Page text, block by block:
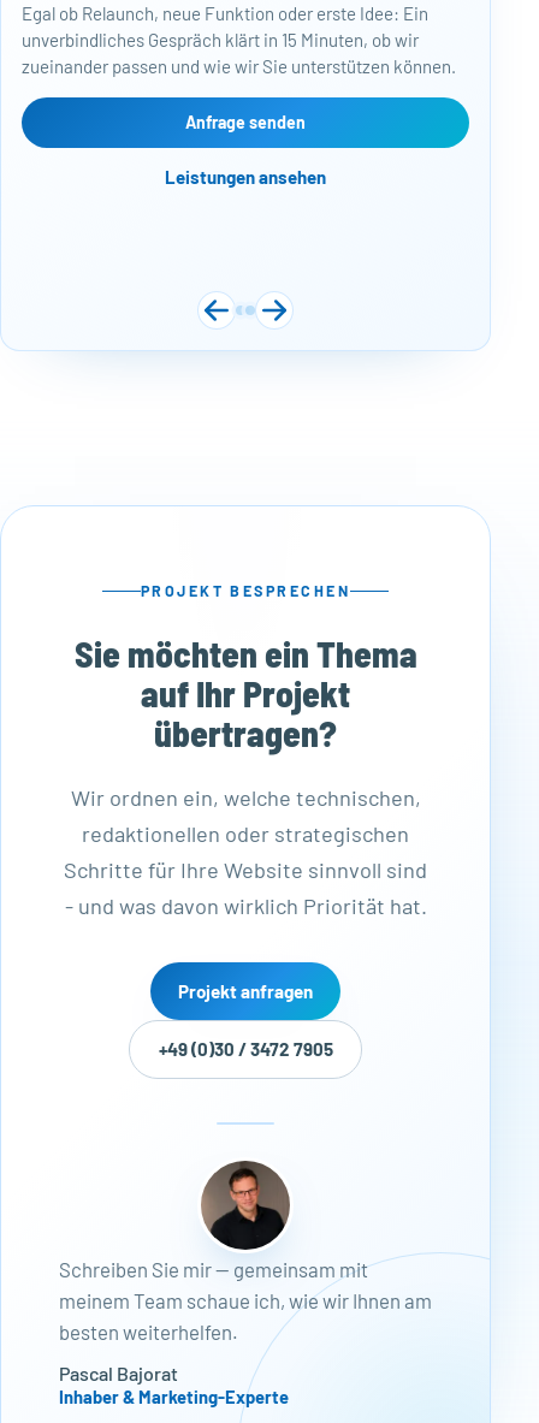
Egal ob Relaunch, neue Funktion oder erste Idee: Ein
unverbindliches Gespräch klärt in 15 Minuten, ob wir
zueinander passen und wie wir Sie unterstützen können.
Anfrage senden
Leistungen ansehen
PROJEKT BESPRECHEN
Sie möchten ein Thema
auf Ihr Projekt
übertragen?
Wir ordnen ein, welche technischen,
redaktionellen oder strategischen
Schritte für Ihre Website sinnvoll sind
- und was davon wirklich Priorität hat.
Projekt anfragen
+49 (0)30 / 3472 7905
Schreiben Sie mir — gemeinsam mit
meinem Team schaue ich, wie wir Ihnen am
besten weiterhelfen.
Pascal Bajorat
Inhaber & Marketing-Experte